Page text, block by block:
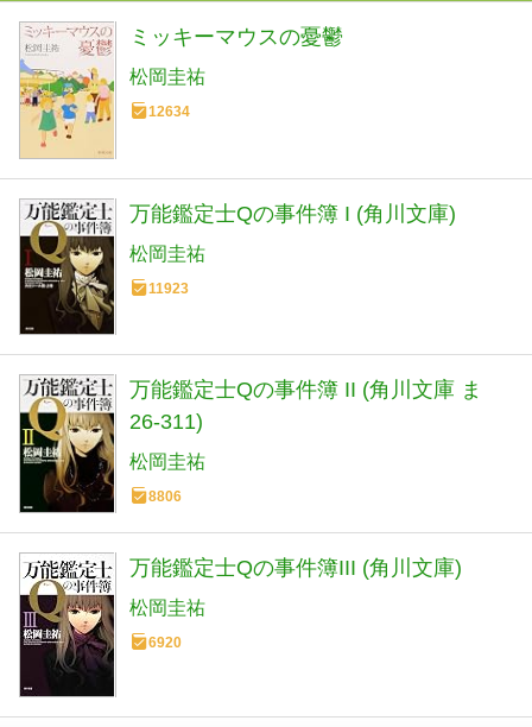
ミッキーマウスの憂鬱
松岡圭祐
12634
万能鑑定士Qの事件簿 I (角川文庫)
松岡圭祐
11923
万能鑑定士Qの事件簿 II (角川文庫 ま
26-311)
松岡圭祐
8806
万能鑑定士Qの事件簿III (角川文庫)
松岡圭祐
6920